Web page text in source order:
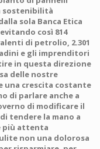
sostenibilità
sola Banca Etica
così 814
di petrolio, 2.301
e gli imprenditori
in questa direzione
delle nostre
una crescita costante
di parlare anche a
di modificare il
tendere la mano a
più attenta
non una dolorosa